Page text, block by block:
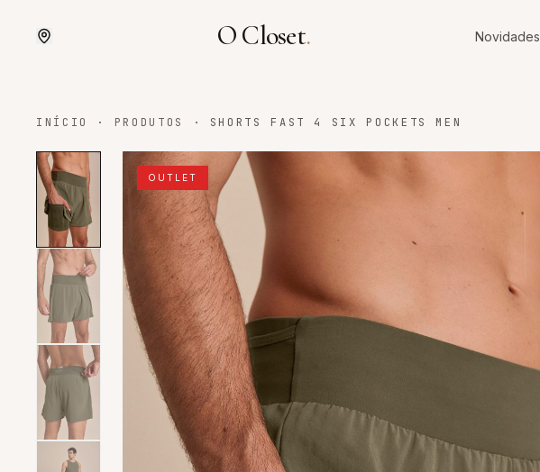
O Closet. Novidades
INÍCIO · PRODUTOS · SHORTS FAST 4 SIX POCKETS MEN
OUTLET